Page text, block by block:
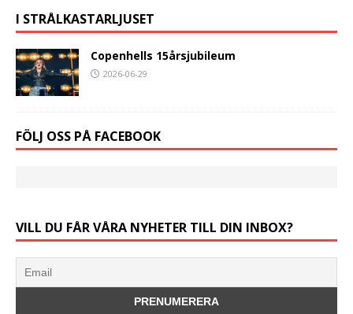
I STRÅLKASTARLJUSET
Copenhells 15årsjubileum
2026-06-29
FÖLJ OSS PÅ FACEBOOK
VILL DU FÅR VÅRA NYHETER TILL DIN INBOX?